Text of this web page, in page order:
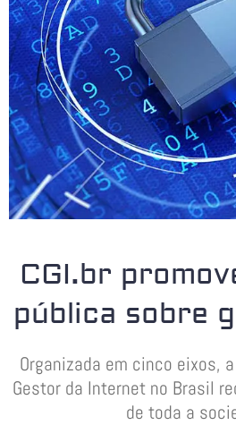
CGI.br
pública sobre
Organizada em cinco eixos,
Gestor da Internet no Brasil
de toda a